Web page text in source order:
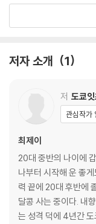
식당 메뉴판 공략법
초보자도 능숙하게 주문
틈새퀴즈
내 취향대로 라멘 주문하
틈새퀴즈
4 스시에 진심인 편
알고 보면 더 재밌는 스
스시집 공략법
스시집에서 현지인이 쓰
틈새퀴즈
5 카페에 진심인 편
저자 소개 1
저 도쿄
관심작가
최제이
20대 중반의 나이에
나부터 시작해 운 좋
력 끝에 20대 후반에
달콩 사는 중이다. 내향적이지만 호기심 많고 관찰하는 것을 좋아하
는 성격 덕에 4년간